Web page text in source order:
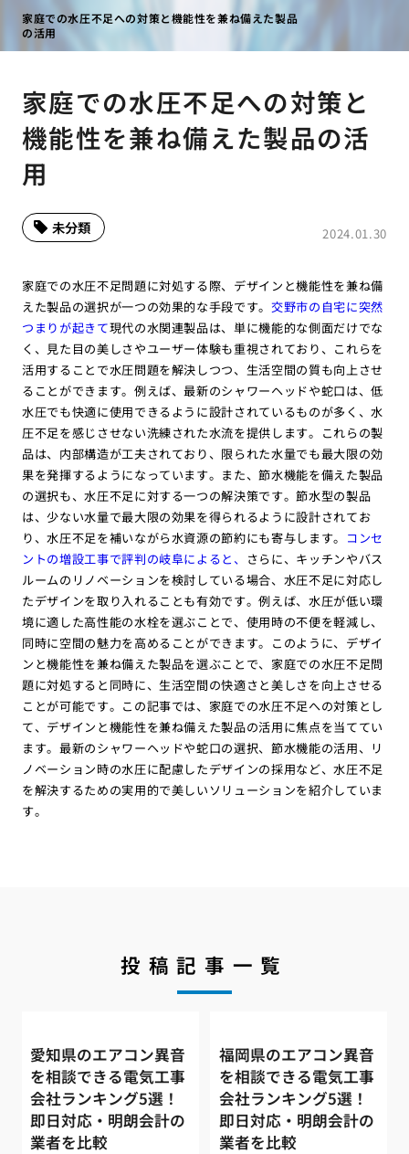
家庭での水圧不足への対策と機能性を兼ね備えた製品
の活用
家庭での水圧不足への対策と
機能性を兼ね備えた製品の活
用
2024.01.30
未分類
家庭での水圧不足問題に対処する際、デザインと機能性を兼ね備
えた製品の選択が一つの効果的な手段です。交野市の自宅に突然
つまりが起きて現代の水関連製品は、単に機能的な側面だけでな
く、見た目の美しさやユーザー体験も重視されており、これらを
活用することで水圧問題を解決しつつ、生活空間の質も向上させ
ることができます。例えば、最新のシャワーヘッドや蛇口は、低
水圧でも快適に使用できるように設計されているものが多く、水
圧不足を感じさせない洗練された水流を提供します。これらの製
品は、内部構造が工夫されており、限られた水量でも最大限の効
果を発揮するようになっています。また、節水機能を備えた製品
の選択も、水圧不足に対する一つの解決策です。節水型の製品
は、少ない水量で最大限の効果を得られるように設計されてお
り、水圧不足を補いながら水資源の節約にも寄与します。 コンセ
ントの増設工事で評判の岐阜によると、 さらに、キッチンやバス
ルームのリノベーションを検討している場合、水圧不足に対応し
たデザインを取り入れることも有効です。例えば、水圧が低い環
境に適した高性能の水栓を選ぶことで、使用時の不便を軽減し、
同時に空間の魅力を高めることができます。このように、デザイ
ンと機能性を兼ね備えた製品を選ぶことで、家庭での水圧不足問
題に対処すると同時に、生活空間の快適さと美しさを向上させる
ことが可能です。この記事では、家庭での水圧不足への対策とし
て、デザインと機能性を兼ね備えた製品の活用に焦点を当ててい
ます。最新のシャワーヘッドや蛇口の選択、節水機能の活用、リ
ノベーション時の水圧に配慮したデザインの採用など、水圧不足
を解決するための実用的で美しいソリューションを紹介していま
す。
投稿記事一覧
愛知県のエアコン異音
を相談できる電気工事
会社ランキング5選！
即日対応・明朗会計の
業者を比較
福岡県のエアコン異音
を相談できる電気工事
会社ランキング5選！
即日対応・明朗会計の
業者を比較